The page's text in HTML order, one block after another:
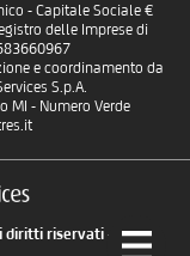
- Capitale Sociale €
delle Imprese di
e coordinamento da
S.p.A.
MI - Numero Verde
riservati - P.IVA